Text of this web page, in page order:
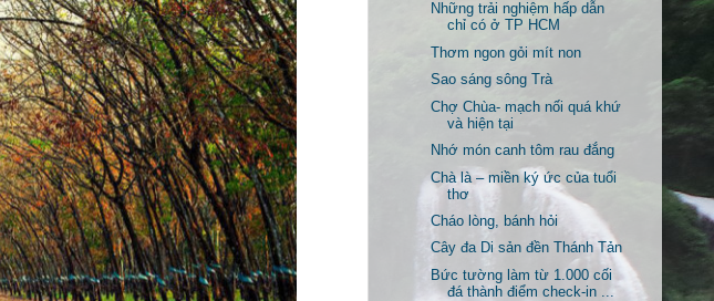
Những trải nghiệm hấp dẫn
chỉ có ở TP HCM
Thơm ngon gỏi mít non
Sao sáng sông Trà
Chợ Chùa- mạch nối quá khứ
và hiện tại
Nhớ món canh tôm rau đắng
Chà là – miền ký ức của tuổi
thơ
Cháo lòng, bánh hỏi
Cây đa Di sản đền Thánh Tản
Bức tường làm từ 1.000 cối
đá thành điểm check-in ...